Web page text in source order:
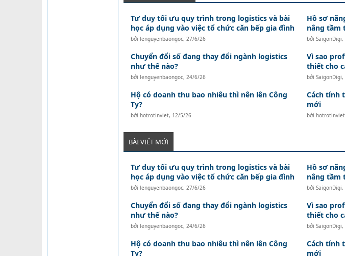
Tư duy tối ưu quy trình trong logistics và bài
học áp dụng vào việc tổ chức căn bếp gia đình
bởi lenguyenbaongoc, 27/6/26
Hồ sơ
nâng tầm
bởi SaigonDigi,
Chuyển đổi số đang thay đổi ngành logistics
như thế nào?
bởi lenguyenbaongoc, 24/6/26
Vì sao
thiết cho
bởi SaigonDigi,
Hộ có doanh thu bao nhiêu thì nên lên Công
Ty?
bởi hotrotinviet, 12/5/26
Cách tính
mới
bởi hotrotinviet
BÀI VIẾT MỚI
Tư duy tối ưu quy trình trong logistics và bài
học áp dụng vào việc tổ chức căn bếp gia đình
bởi lenguyenbaongoc, 27/6/26
Hồ sơ
nâng tầm
bởi SaigonDigi,
Chuyển đổi số đang thay đổi ngành logistics
như thế nào?
bởi lenguyenbaongoc, 24/6/26
Vì sao
thiết cho
bởi SaigonDigi,
Hộ có doanh thu bao nhiêu thì nên lên Công
Ty?
Cách tính
mới